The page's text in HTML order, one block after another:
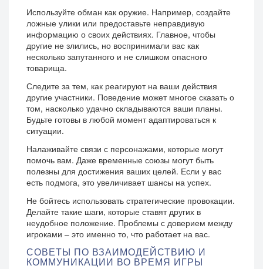
Используйте обман как оружие. Например, создайте
ложные улики или предоставьте неправдивую
информацию о своих действиях. Главное, чтобы
другие не злились, но воспринимали вас как
несколько запутанного и не слишком опасного
товарища.
Следите за тем, как реагируют на ваши действия
другие участники. Поведение может многое сказать о
том, насколько удачно складываются ваши планы.
Будьте готовы в любой момент адаптироваться к
ситуации.
Налаживайте связи с персонажами, которые могут
помочь вам. Даже временные союзы могут быть
полезны для достижения ваших целей. Если у вас
есть подмога, это увеличивает шансы на успех.
Не бойтесь использовать стратегические провокации.
Делайте такие шаги, которые ставят других в
неудобное положение. Проблемы с доверием между
игроками – это именно то, что работает на вас.
СОВЕТЫ ПО ВЗАИМОДЕЙСТВИЮ И
КОММУНИКАЦИИ ВО ВРЕМЯ ИГРЫ